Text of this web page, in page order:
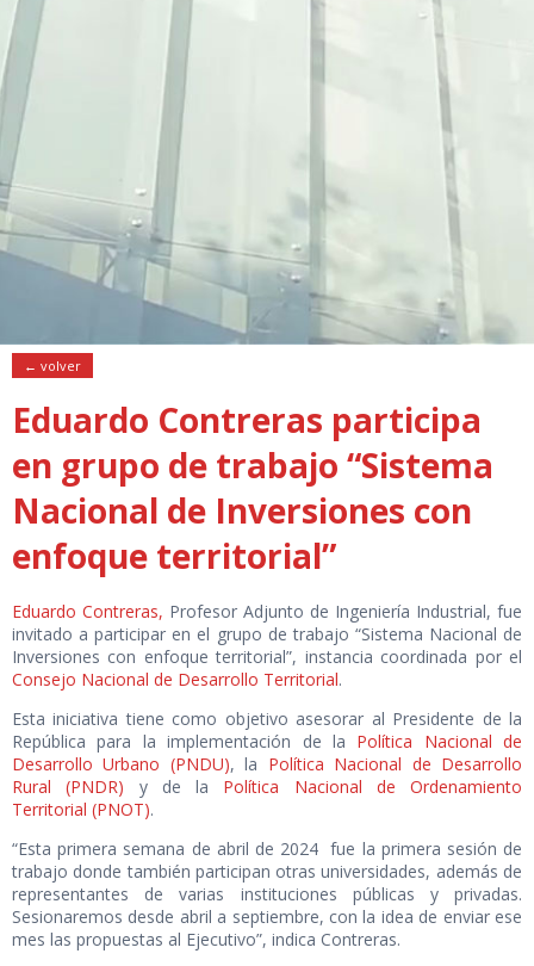
← volver
Eduardo Contreras participa
en grupo de trabajo “Sistema
Nacional de Inversiones con
enfoque territorial”
Eduardo Contreras, Profesor Adjunto de Ingeniería Industrial, fue
invitado a participar en el grupo de trabajo “Sistema Nacional de
Inversiones con enfoque territorial”, instancia coordinada por el
Consejo Nacional de Desarrollo Territorial.
Esta iniciativa tiene como objetivo asesorar al Presidente de la
República para la implementación de la Política Nacional de
Desarrollo Urbano (PNDU), la Política Nacional de Desarrollo
Rural (PNDR) y de la Política Nacional de Ordenamiento
Territorial (PNOT).
“Esta primera semana de abril de 2024 fue la primera sesión de
trabajo donde también participan otras universidades, además de
representantes de varias instituciones públicas y privadas.
Sesionaremos desde abril a septiembre, con la idea de enviar ese
mes las propuestas al Ejecutivo”, indica Contreras.